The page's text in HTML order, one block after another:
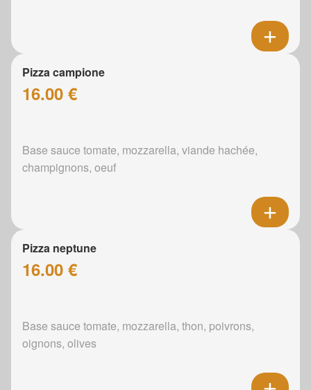
Pizza campione
16.00 €
Base sauce tomate, mozzarella, viande hachée,
champignons, oeuf
Pizza neptune
16.00 €
Base sauce tomate, mozzarella, thon, poivrons,
oignons, olives